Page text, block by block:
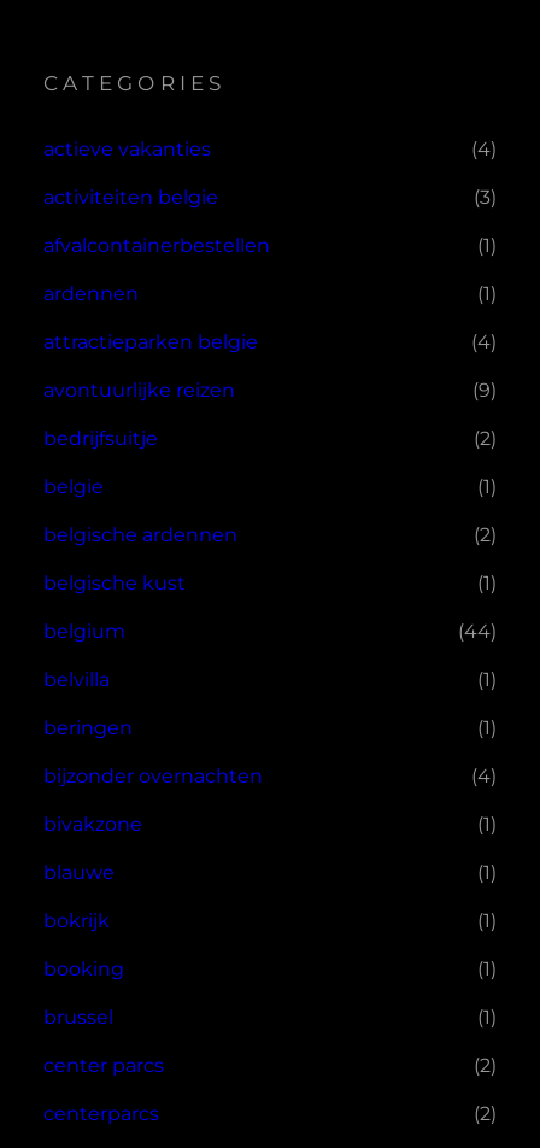
CATEGORIES
actieve vakanties (4)
activiteiten belgie (3)
afvalcontainerbestellen (1)
ardennen (1)
attractieparken belgie (4)
avontuurlijke reizen (9)
bedrijfsuitje (2)
belgie (1)
belgische ardennen (2)
belgische kust (1)
belgium (44)
belvilla (1)
beringen (1)
bijzonder overnachten (4)
bivakzone (1)
blauwe (1)
bokrijk (1)
booking (1)
brussel (1)
center parcs (2)
centerparcs (2)